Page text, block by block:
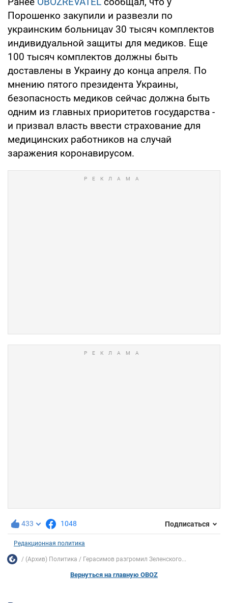
Порошенко закупили и развезли по
украинским больницаv 30 тысяч комплектов
индивидуальной защиты для медиков. Еще
100 тысяч комплектов должны быть
доставлены в Украину до конца апреля. По
мнению пятого президента Украины,
безопасность медиков сейчас должна быть
одним из главных приоритетов государства -
и призвал власть ввести страхование для
медицинских работников на случай
заражения коронавирусом.
433 1048 Подписаться
Редакционная политика
(Архив) Политика Герасимов разгромил Зеленского...
Вернуться на главную OBOZ